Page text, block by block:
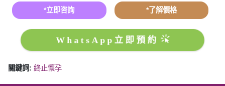
*立即咨詢 *了解價格
WhatsApp立即預約
關鍵詞: 終止懷孕